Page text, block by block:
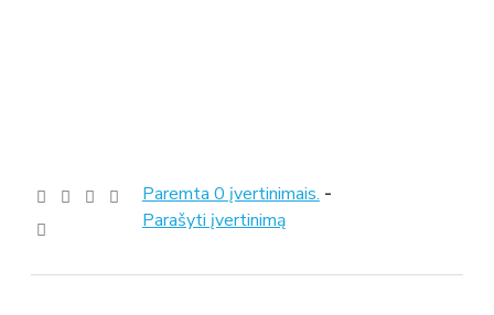
Paremta 0 įvertinimais. -
Parašyti įvertinimą